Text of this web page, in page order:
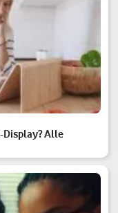
Display? Alle